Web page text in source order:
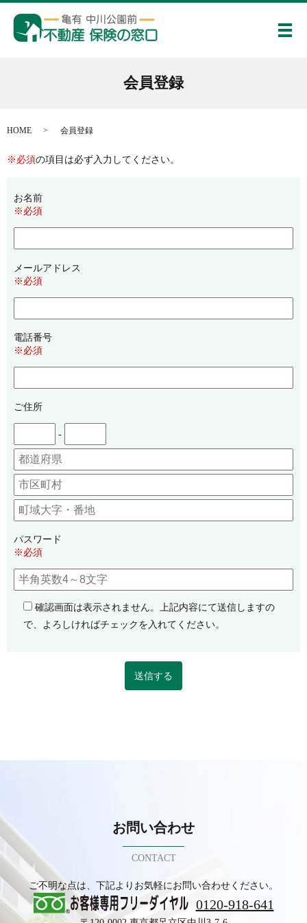
メ
会員登録
HOME 会員登録
※必須の項目は必ず入力してください。
お名前
※必須
メールアドレス
※必須
電話番号
※必須
ご住所
-
パスワード
※必須
確認画面は表示されません。上記内容にて送信しますの
で、よろしければチェックを入れてください。
お問い合わせ
CONTACT
ご不明な点は、下記よりお気軽にお問い合わせください。
0120-918-641